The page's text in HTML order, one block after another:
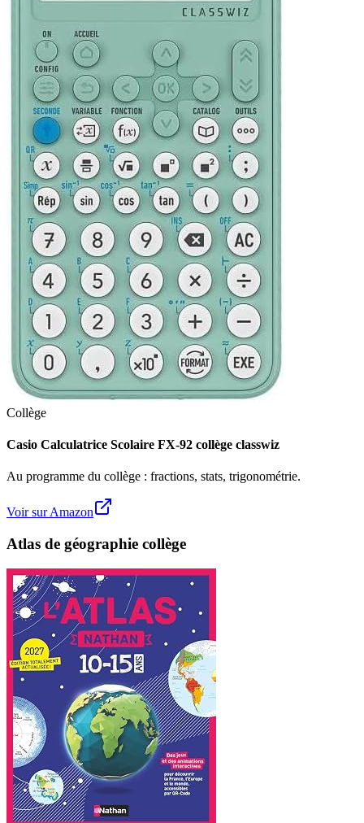
Collège
Casio Calculatrice Scolaire FX-92 collège classwiz
Au programme du collège : fractions, stats, trigonométrie.
Voir sur Amazon
Atlas de géographie collège